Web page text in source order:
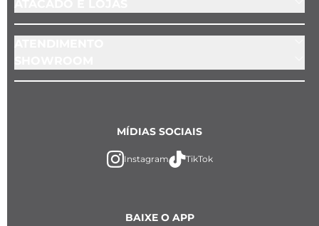
BAIXE O APP
MÍDIAS SOCIAIS
Instagram TikTok